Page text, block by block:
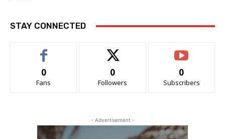
STAY CONNECTED
0
Fans
0
Followers
0
Subscribers
- Advertisement -